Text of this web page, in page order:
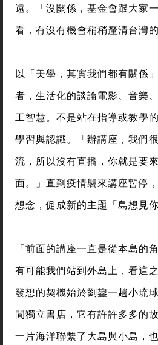
遠。「沒關係，基金會跟大家
看，有沒有機會稍稍釐清台灣
以「美學，其實我們都有關係
者，生活化的談論電影、音樂
工智慧。不是站在指導或教學
學習與認識。「辦講座，我們
流，所以沒有直播，你就是要
面。」直到疫情襲來講座暫停
想念，促成新的主題「島想見你
「前面的講座一直是從本島的
有可能我們站到外島上，看這
發想的契機始於劉鋆一趟小琉
間獨立書店，它有許許多多的
一片海洋聯繫了大島與小島，